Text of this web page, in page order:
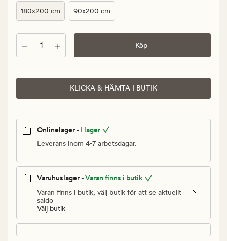
180x200 cm 90x200 cm
Antal Köp
KLICKA & HÄMTA I BUTIK
Onlinelager - I lager
Leverans inom 4-7 arbetsdagar.
Varuhuslager -Varan finns i butik
Varan finns i butik, välj butik för att se aktuellt
saldo
Välj butik